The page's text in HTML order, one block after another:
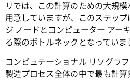
リでは、この計算のための大規
用意していますが、このステッ
ジ ノードとコンピューター アー
る際のボトルネックとなっていま
コンピュテーショナル リソグラ
製造プロセス全体の中で最も計